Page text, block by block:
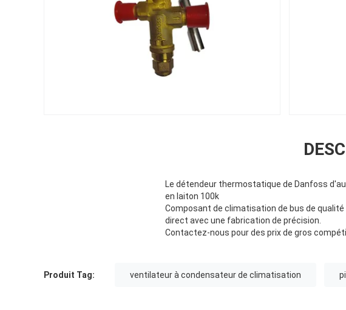
Le détendeur thermostatique de Danfoss
en laiton 100k
Composant de climatisation de bus de
direct avec une fabrication de précision.
Contactez-nous pour des prix de gros
Produit Tag: ventilateur à condensateur de climatisation